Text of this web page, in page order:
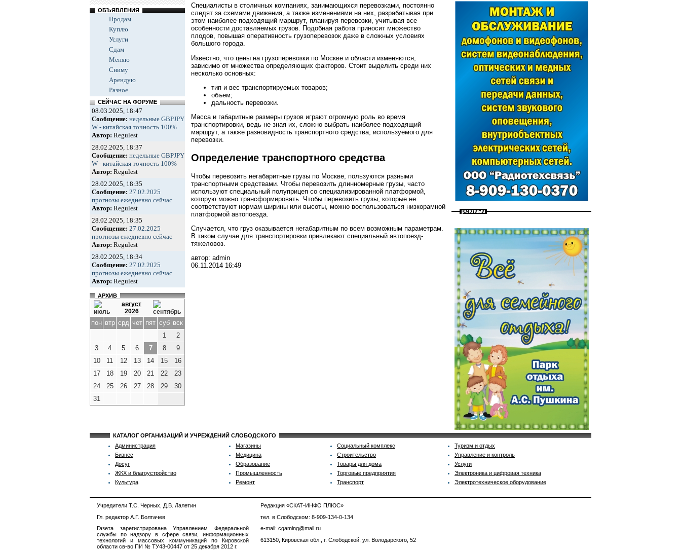
ОБЪЯВЛЕНИЯ
Продам
Куплю
Услуги
Сдам
Меняю
Сниму
Арендую
Разное
СЕЙЧАС НА ФОРУМЕ
08.03.2025, 18:47
Сообщение: недельные GBPJPY
W - китайская точность 100%
Автор: Regulest
28.02.2025, 18:37
Сообщение: недельные GBPJPY
W - китайская точность 100%
Автор: Regulest
28.02.2025, 18:35
Сообщение: 27.02.2025
прогнозы ежедневно сейчас
Автор: Regulest
28.02.2025, 18:35
Сообщение: 27.02.2025
прогнозы ежедневно сейчас
Автор: Regulest
28.02.2025, 18:34
Сообщение: 27.02.2025
прогнозы ежедневно сейчас
Автор: Regulest
АРХИВ
август
2026
пон втр срд чет пят суб вск
1
2
3
4 5 6 7 8
9
10
11 12 13 14 15
16
17
18 19 20 21 22
23
24
25 26 27 28 29
30
31
Специалисты в столичных компаниях, занимающихся перевозками, постоянно
следят за схемами движения, а также изменениями на них, разрабатывая при
этом наиболее подходящий маршрут, планируя перевозки, учитывая все
особенности доставляемых грузов. Подобная работа приносит множество
плодов, повышая оперативность грузоперевозок даже в сложных условиях
большого города.
Известно, что цены на грузоперевозки по Москве и области изменяются,
зависимо от множества определяющих факторов. Стоит выделить среди них
несколько основных:
тип и вес транспортируемых товаров;
объем;
дальность перевозки.
Масса и габаритные размеры грузов играют огромную роль во время
транспортировки, ведь не зная их, сложно выбрать наиболее подходящий
маршрут, а также разновидность транспортного средства, используемого для
перевозки.
Определение транспортного средства
Чтобы перевозить негабаритные грузы по Москве, пользуются разными
транспортными средствами. Чтобы перевозить длинномерные грузы, часто
используют специальный полуприцеп со специализированной платформой,
которую можно трансформировать. Чтобы перевозить грузы, которые не
соответствуют нормам ширины или высоты, можно воспользоваться низкорамной
платформой автопоезда.
Случается, что груз оказывается негабаритным по всем возможным параметрам.
В таком случае для транспортировки привлекают специальный автопоезд-
тяжеловоз.
автор: admin
06.11.2014 16:49
КАТАЛОГ ОРГАНИЗАЦИЙ И УЧРЕЖДЕНИЙ СЛОБОДСКОГО
Администрация
Бизнес
Досуг
ЖКХ и благоустройство
Культура
Магазины
Медицина
Образование
Промышленность
Ремонт
Социальный комплекс
Строительство
Товары для дома
Торговые предприятия
Транспорт
Туризм и отдых
Управление и контроль
Услуги
Электроника и цифровая техника
Электротехническое оборудование
Учредители Т.С. Черных, Д.В. Лалетин
Гл. редактор А.Г. Болтачев
Газета зарегистрирована Управлением Федеральной
службы по надзору в сфере связи, информационных
технологий и массовых коммуникаций по Кировской
области св-во ПИ № ТУ43-00447 от 25 декабря 2012 г.
Редакция «СКАТ-ИНФО ПЛЮС»
тел. в Слободском: 8-909-134-0-134
e-mail: cgaming@mail.ru
613150, Кировская обл., г. Слободской, ул. Володарского, 52